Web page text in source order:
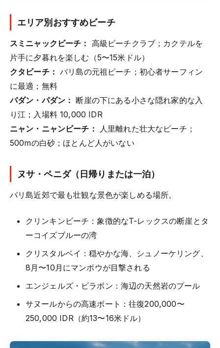
エリア別おすすめビーチ
スミニャックビーチ： 高級ビーチクラブ；カクテルを
片手に夕暮れを楽しむ（5〜15米ドル）
クタビーチ： バリ島の元祖ビーチ；初心者サーフィン
に最適；無料
パダン・パダン： 断崖の下にある小さな隠れ家的な入
り江；入場料 10,000 IDR
ニャン・ニャンビーチ：
人里離れた壮大なビーチ；
500mの白砂；ほとんど人がいない
ヌサ・ペニダ（日帰りまたは一泊）
バリ島近郊で最も壮観な景色が楽しめる場所。
クリンキンビーチ：象徴的なT-レックスの断崖とタ
ーコイズブルーの湾
クリスタルベイ：穏やかな海、シュノーケリング、
8月〜10月にマンボウが目撃される
エンジェルズ・ビラボン：海辺の天然岩のプール
サヌールからの高速ボート：往復200,000〜
250,000 IDR（約13〜16米ドル）